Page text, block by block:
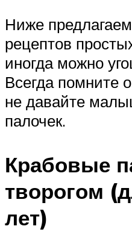
Ниже
рецептов
иногда можно
Всегда помните
не давайте
палочек.
Крабовые
творогом
лет)